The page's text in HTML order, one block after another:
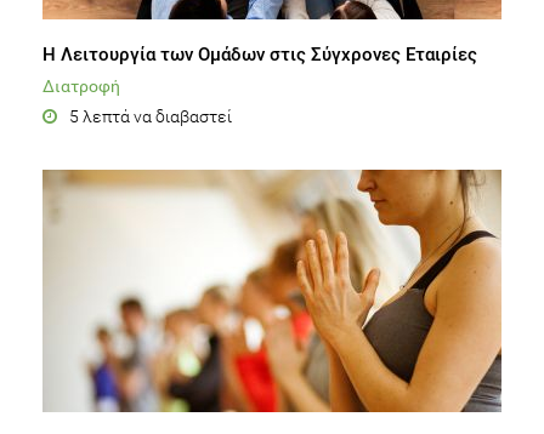
Η Λειτουργία των Ομάδων στις Σύγχρονες Εταιρίες
Διατροφή
5 λεπτά να διαβαστεί